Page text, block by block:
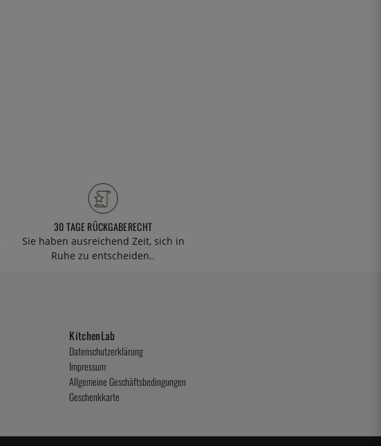
30 TAGE RÜCKGABERECHT
Sie haben ausreichend Zeit, sich in
Ruhe zu entscheiden..
KitchenLab
Datenschutzerklärung
Impressum
Allgemeine Geschäftsbedingungen
Geschenkkarte